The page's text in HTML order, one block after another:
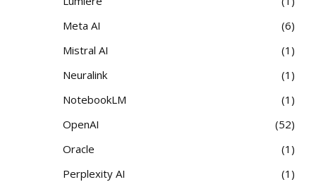
Meta AI
6
Mistral AI
1
Neuralink
1
NotebookLM
1
OpenAI
52
Oracle
1
Perplexity AI
1